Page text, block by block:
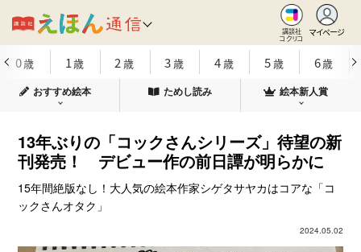
講談社
コクリコ
マイページ
0歳 1歳 2 歳 3歳 4歳 5歳 6歳
おすすめ絵本 ためし読み 絵本新人賞
13年ぶりの「コックさんシリーズ」待望の新
刊発売！ デビュー作の前日譚が明らかに
15年間絶版なし！大人気の絵本作家シゲタサヤカはコアな「コ
ックさんオタク」
2024.05.02